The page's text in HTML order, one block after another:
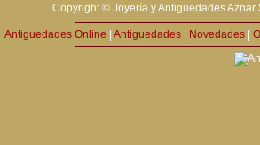
Copyright © Joyería y Antigüedades
Antiguedades Online Antiguedades Novedades